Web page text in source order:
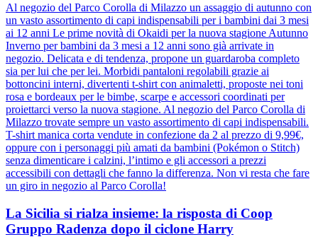
Al negozio del Parco Corolla di Milazzo un assaggio di autunno con
un vasto assortimento di capi indispensabili per i bambini dai 3 mesi
ai 12 anni Le prime novità di Okaidi per la nuova stagione Autunno
Inverno per bambini da 3 mesi a 12 anni sono già arrivate in
negozio. Delicata e di tendenza, propone un guardaroba completo
sia per lui che per lei. Morbidi pantaloni regolabili grazie ai
bottoncini interni, divertenti t-shirt con animaletti, proposte nei toni
rosa e bordeaux per le bimbe, scarpe e accessori coordinati per
proiettarci verso la nuova stagione. Al negozio del Parco Corolla di
Milazzo trovate sempre un vasto assortimento di capi indispensabili.
T-shirt manica corta vendute in confezione da 2 al prezzo di 9,99€,
oppure con i personaggi più amati da bambini (Pokémon o Stitch)
senza dimenticare i calzini, l’intimo e gli accessori a prezzi
accessibili con dettagli che fanno la differenza. Non vi resta che fare
un giro in negozio al Parco Corolla!
La Sicilia si rialza insieme: la risposta di Coop
Gruppo Radenza dopo il ciclone Harry